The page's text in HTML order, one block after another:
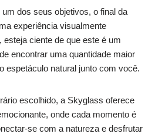
dos seus objetivos, o final da
experiência visualmente
ciente de que este é um
encontrar uma quantidade maior
espetáculo natural junto com você.
escolhido, a Skyglass oferece
onde cada momento é
se com a natureza e desfrutar